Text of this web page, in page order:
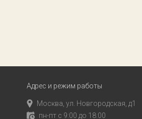
Адрес и режим работы
Москва, ул. Новгородская, д1
пн-пт с 9:00 до 18:00